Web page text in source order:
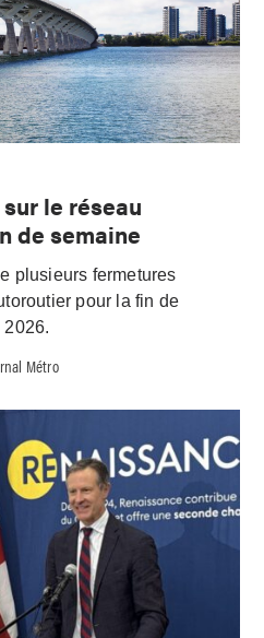
le réseau
de semaine
plusieurs fermetures
pour la fin de
Métro